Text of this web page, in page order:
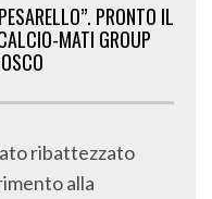
PRONTO IL
MATI GROUP
ribattezzato
alla